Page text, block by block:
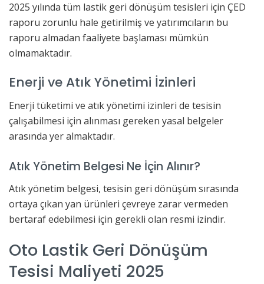
2025 yılında tüm lastik geri dönüşüm tesisleri için ÇED
raporu zorunlu hale getirilmiş ve yatırımcıların bu
raporu almadan faaliyete başlaması mümkün
olmamaktadır.
Enerji ve Atık Yönetimi İzinleri
Enerji tüketimi ve atık yönetimi izinleri de tesisin
çalışabilmesi için alınması gereken yasal belgeler
arasında yer almaktadır.
Atık Yönetim Belgesi Ne İçin Alınır?
Atık yönetim belgesi, tesisin geri dönüşüm sırasında
ortaya çıkan yan ürünleri çevreye zarar vermeden
bertaraf edebilmesi için gerekli olan resmi izindir.
Oto Lastik Geri Dönüşüm
Tesisi Maliyeti 2025